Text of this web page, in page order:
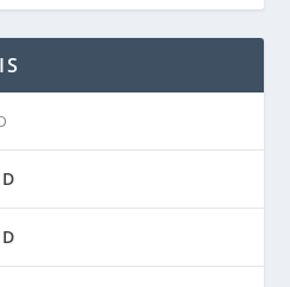
D
D